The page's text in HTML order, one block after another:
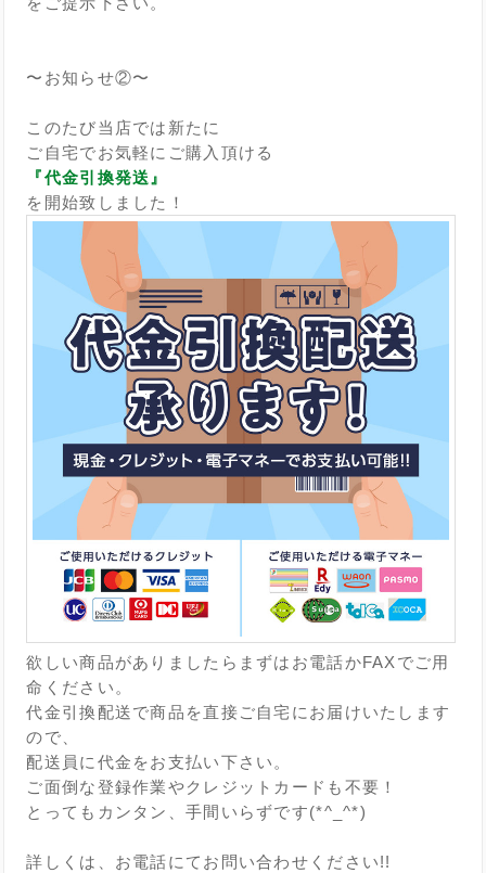
〜お知らせ②〜
このたび当店では新たに
ご自宅でお気軽にご購入頂ける
『代金引換発送』
を開始致しました！
欲しい商品がありましたらまずはお電話かFAXでご用
命ください。
代金引換配送で商品を直接ご自宅にお届けいたします
ので、
配送員に代金をお支払い下さい。
ご面倒な登録作業やクレジットカードも不要！
とってもカンタン、手間いらずです(*^_^*)
詳しくは、お電話にてお問い合わせください!!